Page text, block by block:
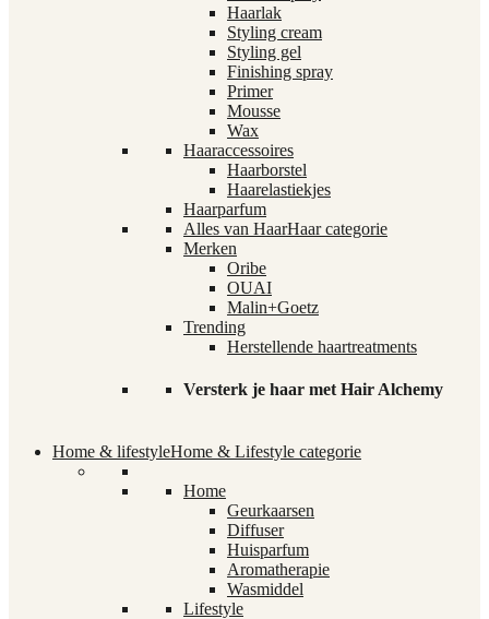
Haarlak
Styling cream
Styling gel
Finishing spray
Primer
Mousse
Wax
Haaraccessoires
Haarborstel
Haarelastiekjes
Haarparfum
Alles van HaarHaar categorie
Merken
Oribe
OUAI
Malin+Goetz
Trending
Herstellende haartreatments
Versterk je haar met Hair Alchemy
Home & lifestyleHome & Lifestyle categorie
Home
Geurkaarsen
Diffuser
Huisparfum
Aromatherapie
Wasmiddel
Lifestyle